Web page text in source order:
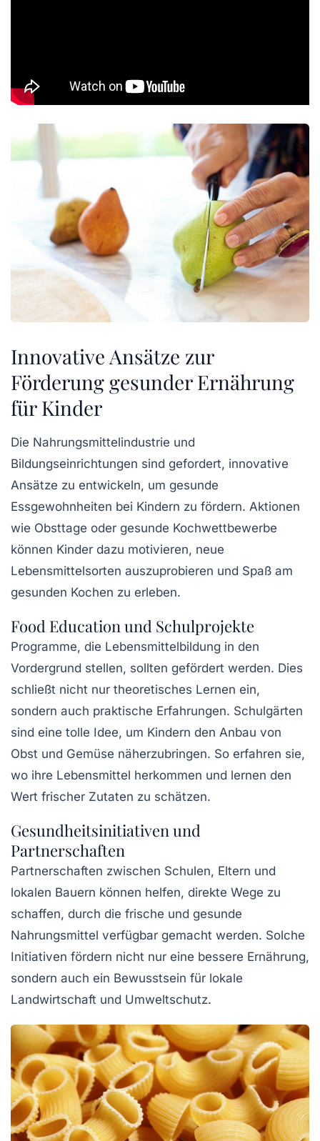
Innovative Ansätze zur
Förderung gesunder Ernährung
für Kinder
Die Nahrungsmittelindustrie und
Bildungseinrichtungen sind gefordert, innovative
Ansätze zu entwickeln, um gesunde
Essgewohnheiten bei Kindern zu fördern. Aktionen
wie Obsttage oder gesunde Kochwettbewerbe
können Kinder dazu motivieren, neue
Lebensmittelsorten auszuprobieren und Spaß am
gesunden Kochen zu erleben.
Food Education und Schulprojekte
Programme, die Lebensmittelbildung in den
Vordergrund stellen, sollten gefördert werden. Dies
schließt nicht nur theoretisches Lernen ein,
sondern auch praktische Erfahrungen. Schulgärten
sind eine tolle Idee, um Kindern den Anbau von
Obst und Gemüse näherzubringen. So erfahren sie,
wo ihre Lebensmittel herkommen und lernen den
Wert frischer Zutaten zu schätzen.
Gesundheitsinitiativen und
Partnerschaften
Partnerschaften zwischen Schulen, Eltern und
lokalen Bauern können helfen, direkte Wege zu
schaffen, durch die frische und gesunde
Nahrungsmittel verfügbar gemacht werden. Solche
Initiativen fördern nicht nur eine bessere Ernährung,
sondern auch ein Bewusstsein für lokale
Landwirtschaft und Umweltschutz.